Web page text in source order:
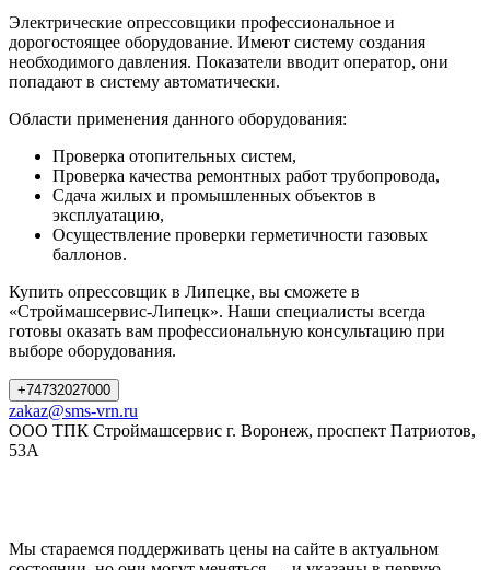
Электрические опрессовщики профессиональное и
дорогостоящее оборудование. Имеют систему создания
необходимого давления. Показатели вводит оператор, они
попадают в систему автоматически.
Области применения данного оборудования:
Проверка отопительных систем,
Проверка качества ремонтных работ трубопровода,
Сдача жилых и промышленных объектов в
эксплуатацию,
Осуществление проверки герметичности газовых
баллонов.
Купить опрессовщик в Липецке, вы сможете в
«Строймашсервис-Липецк». Наши специалисты всегда
готовы оказать вам профессиональную консультацию при
выборе оборудования.
+74732027000
zakaz@sms-vrn.ru
ООО ТПК Строймашсервис г. Воронеж, проспект Патриотов,
53А
Мы стараемся поддерживать цены на сайте в актуальном